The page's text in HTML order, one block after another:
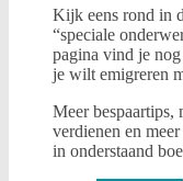
Kijk eens rond in
“speciale
pagina vind je
je wilt emigreren
Meer bespaartips,
verdienen en
in onderstaand